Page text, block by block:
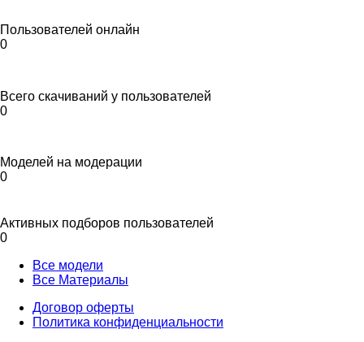
Пользователей онлайн
0
Всего скачиваний у пользователей
0
Моделей на модерации
0
Активных подборов пользователей
0
Все модели
Все Материалы
Договор оферты
Политика конфиденциальности